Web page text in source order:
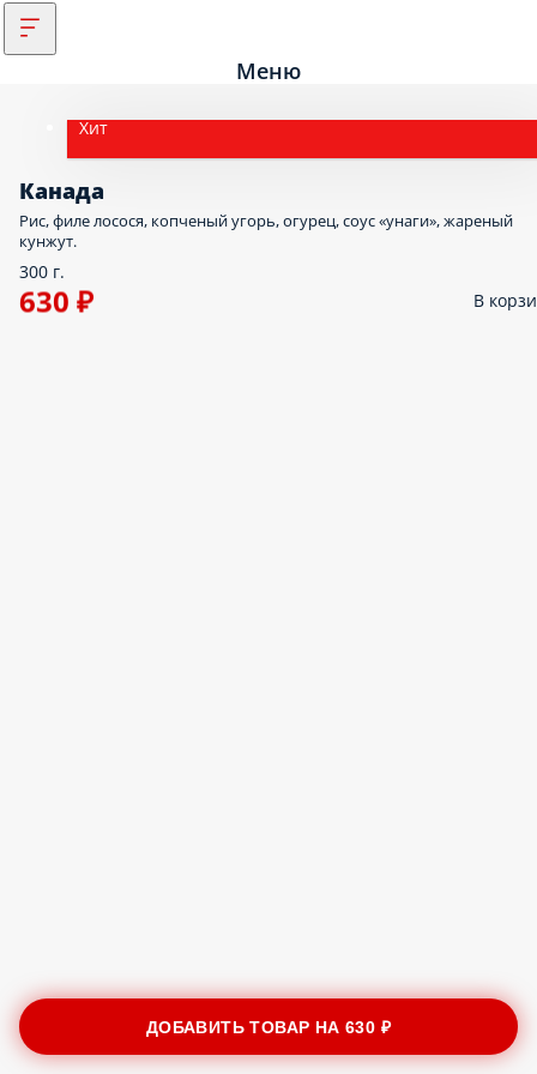
Меню
Хит
Канада
Рис, филе лосося, копченый угорь, огурец, соус «унаги», жареный
кунжут.
300 г.
630 ₽ В
ДОБАВИТЬ ТОВАР НА630 ₽